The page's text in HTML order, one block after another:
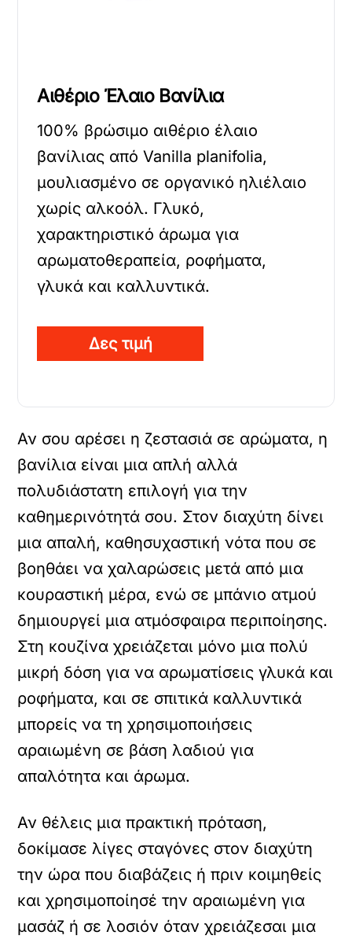
Αιθέριο Έλαιο Βανίλια
100% βρώσιμο αιθέριο έλαιο
βανίλιας από Vanilla planifolia,
μουλιασμένο σε οργανικό ηλιέλαιο
χωρίς αλκοόλ. Γλυκό,
χαρακτηριστικό άρωμα για
αρωματοθεραπεία, ροφήματα,
γλυκά και καλλυντικά.
Δες τιμή
Αν σου αρέσει η ζεστασιά σε αρώματα, η
βανίλια είναι μια απλή αλλά
πολυδιάστατη επιλογή για την
καθημερινότητά σου. Στον διαχύτη δίνει
μια απαλή, καθησυχαστική νότα που σε
βοηθάει να χαλαρώσεις μετά από μια
κουραστική μέρα, ενώ σε μπάνιο ατμού
δημιουργεί μια ατμόσφαιρα περιποίησης.
Στη κουζίνα χρειάζεται μόνο μια πολύ
μικρή δόση για να αρωματίσεις γλυκά και
ροφήματα, και σε σπιτικά καλλυντικά
μπορείς να τη χρησιμοποιήσεις
αραιωμένη σε βάση λαδιού για
απαλότητα και άρωμα.
Αν θέλεις μια πρακτική πρόταση,
δοκίμασε λίγες σταγόνες στον διαχύτη
την ώρα που διαβάζεις ή πριν κοιμηθείς
και χρησιμοποίησέ την αραιωμένη για
μασάζ ή σε λοσιόν όταν χρειάζεσαι μια